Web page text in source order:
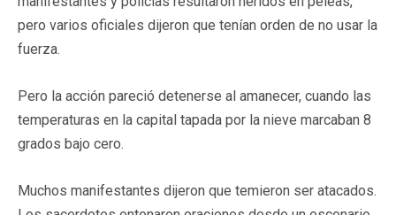
pero varios oficiales dijeron que tenían orden de no usar la
fuerza.
Pero la acción pareció detenerse al amanecer, cuando las
temperaturas en la capital tapada por la nieve marcaban 8
grados bajo cero.
Muchos manifestantes dijeron que temieron ser atacados.